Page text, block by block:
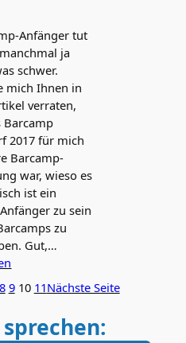
Anfänger tut
ja
schwer.
mich Ihnen in
verraten,
Barcamp
2017 für mich
Barcamp-
war, wieso es
ist ein
zu sein
zu
Gut,…
8 9 10 11Nächste Seite